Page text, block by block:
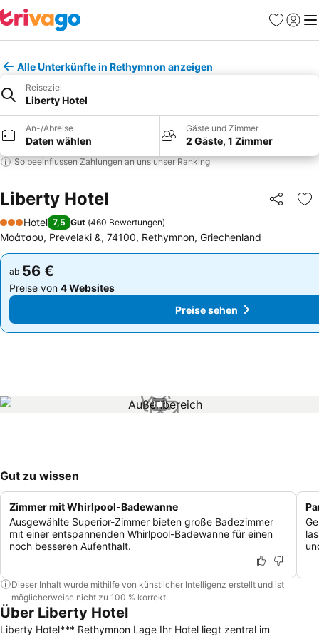
Favoriten
Alle Unterkünfte in Rethymnon anzeigen
Reiseziel
Liberty Hotel
An-/Abreise
Daten wählen
Gäste und Zimmer
2 Gäste, 1 Zimmer
So beeinflussen Zahlungen an uns unser Ranking
Liberty Hotel Teilen
3 Sterne
Hotel 7,5 Gut (460 Bewertungen)
Μοάτσου, Prevelaki &, 74100, Rethymnon, Griechenland
ab 56 €
Preise von 4 Websites
Preise sehen
ab 56 €
Preise von 4 Websites
Preise sehen
1 / 1
Gut zu wissen
Zimmer mit Whirlpool-Badewanne
Ausgewählte Superior-Zimmer bieten große Badezimmer
mit einer entspannenden Whirlpool-Badewanne für einen
noch besseren Aufenthalt.
Dieser Inhalt wurde mithilfe von künstlicher Intelligenz erstellt und ist
möglicherweise nicht zu 100 % korrekt.
Über Liberty Hotel
Liberty Hotel*** Rethymnon Lage Ihr Hotel liegt zentral im